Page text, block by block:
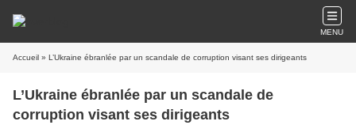
MENU
Accueil » L’Ukraine ébranlée par un scandale de corruption visant ses dirigeants
L’Ukraine ébranlée par un scandale de
corruption visant ses dirigeants